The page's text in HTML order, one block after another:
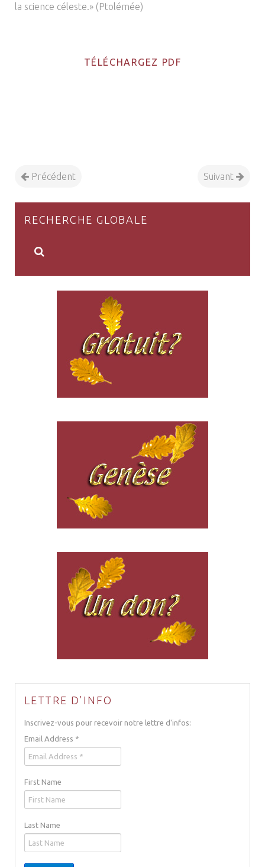
la science céleste.» (Ptolémée)
TÉLÉCHARGEZ PDF
Précédent Suivant
RECHERCHE GLOBALE
LETTRE D'INFO
Inscrivez-vous pour recevoir notre lettre d'infos:
Email Address *
First Name
Last Name